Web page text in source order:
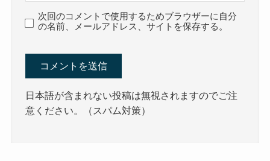
次回のコメントで使用するためブラウザーに自分
の名前、メールアドレス、サイトを保存する。
日本語が含まれない投稿は無視されますのでご注
意ください。（スパム対策）